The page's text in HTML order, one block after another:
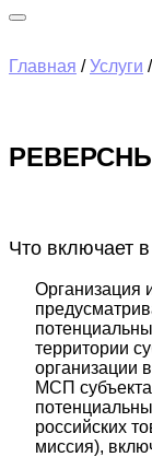
Главная /Услуги /
Что включает
Организация
территории
организации
МСП
российских
миссия),